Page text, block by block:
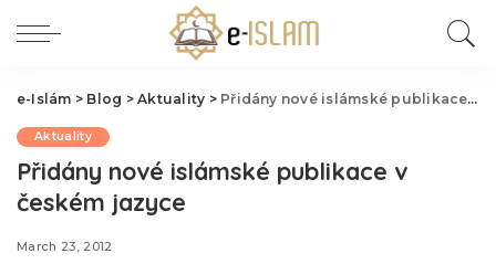
e-Islám > Blog >Aktuality > Přidány nové islámské publikace v českém jazyce
Aktuality
Přidány nové islámské publikace v
českém jazyce
March 23, 2012